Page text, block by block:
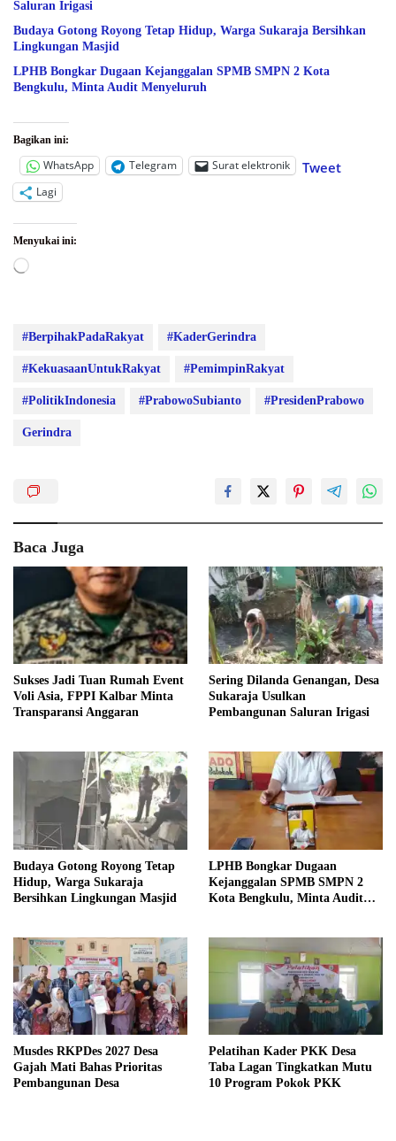
Saluran Irigasi
Budaya Gotong Royong Tetap Hidup, Warga Sukaraja Bersihkan
Lingkungan Masjid
LPHB Bongkar Dugaan Kejanggalan SPMB SMPN 2 Kota
Bengkulu, Minta Audit Menyeluruh
Bagikan ini:
WhatsApp Telegram Surat elektronik Tweet
Lagi
Menyukai ini:
Memuat...
#BerpihakPadaRakyat #KaderGerindra
#KekuasaanUntukRakyat #PemimpinRakyat
#PolitikIndonesia #PrabowoSubianto #PresidenPrabowo
Gerindra
Baca Juga
Sukses Jadi Tuan Rumah Event
Voli Asia, FPPI Kalbar Minta
Transparansi Anggaran
Sering Dilanda Genangan, Desa
Sukaraja Usulkan
Pembangunan Saluran Irigasi
Budaya Gotong Royong Tetap
Hidup, Warga Sukaraja
Bersihkan Lingkungan Masjid
LPHB Bongkar Dugaan
Kejanggalan SPMB SMPN 2
Kota Bengkulu, Minta Audit
Musdes RKPDes 2027 Desa
Gajah Mati Bahas Prioritas
Pembangunan Desa
Pelatihan Kader PKK Desa
Taba Lagan Tingkatkan Mutu
10 Program Pokok PKK